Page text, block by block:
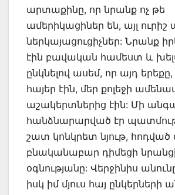
արտաքինը, որ նրանք ոչ թե
ամերիկացիներ են, այլ ուրիշ
ներկայացուցիչներ: Նրանք
էին բավական համեստ և
ընկնելով ասեմ, որ այդ երեքը,
հայեր էին, մեր քոլեջի
աշակերտներից էին: Մի
հանձնարարված էր
շատ կոնկրետ նյութ, հոդված
բնականաբար դիմեցի
օգնությանը: Վերջինիս
իսկ իմ մյուս հայ ընկերների